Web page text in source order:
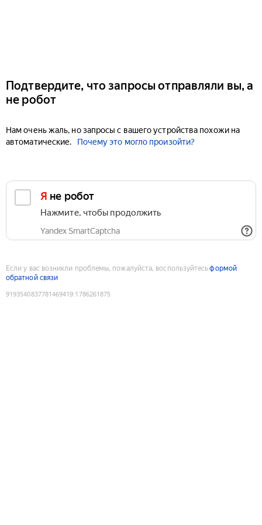
Подтвердите, что запросы отправляли вы, а
не робот
Нам очень жаль, но запросы с вашего устройства похожи на
автоматические.
Почему это могло произойти?
Я не робот
Нажмите, чтобы продолжить
Yandex SmartCaptcha
Если у вас возникли проблемы, пожалуйста, воспользуйтесьформой
обратной связи
9193540837781469419:1786261875